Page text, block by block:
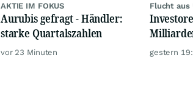
AKTIE IM FOKUS
Aurubis gefragt - Händler:
starke Quartalszahlen
vor 23 Minuten
Flucht aus
gestern